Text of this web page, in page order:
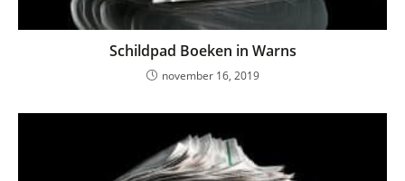
Schildpad Boeken in Warns
november 16, 2019